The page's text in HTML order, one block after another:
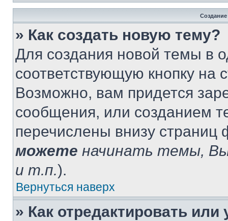
» Как создать новую тему?
Для создания новой темы в
соответствующую кнопку
Возможно, вам придется
сообщения, или созданием
перечислены внизу
можете начинать темы,
и т.п.).
Вернуться наверх
» Как отредактировать